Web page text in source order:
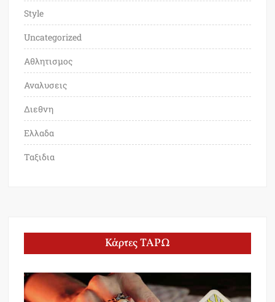
Style
Uncategorized
Αθλητισμος
Αναλυσεις
Διεθνη
Ελλαδα
Ταξιδια
Κάρτες ΤΑΡΩ